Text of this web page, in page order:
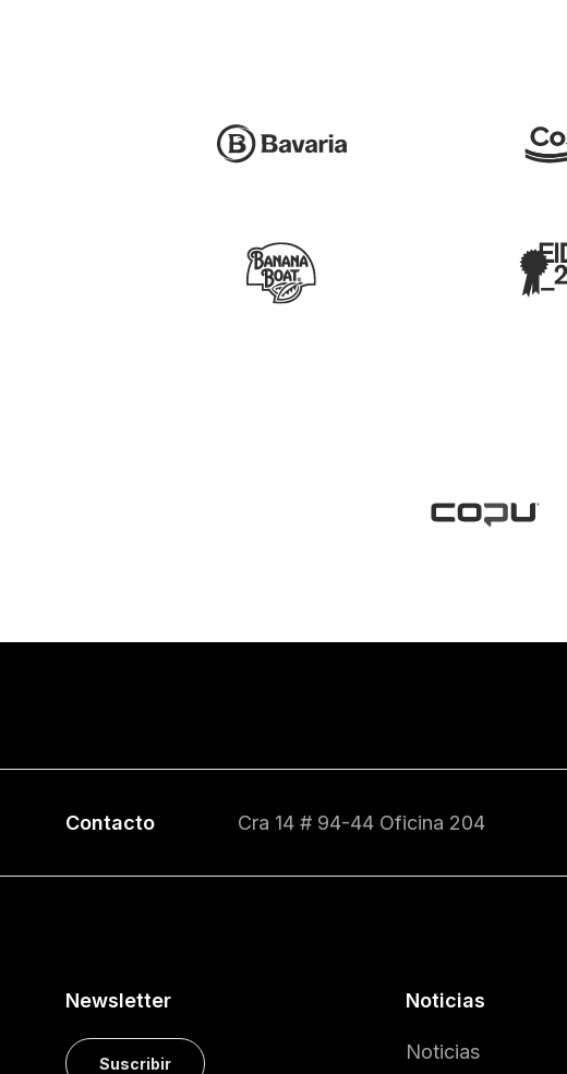
Contacto Cra 14 # 94-44 Oficina 204
Newsletter
Suscribir
Noticias
Noticias